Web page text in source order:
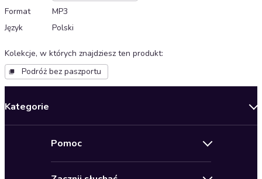
Format
MP3
Język
Polski
Kolekcje, w których znajdziesz ten produkt:
Podróż bez paszportu
Kategorie
Pomoc